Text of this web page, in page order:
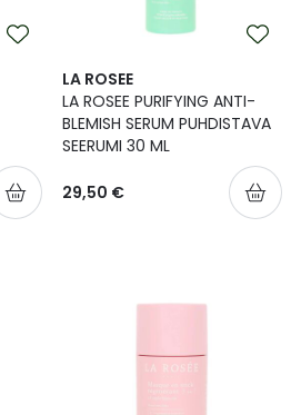
LA ROSEE
LA ROSEE PURIFYING ANTI-
BLEMISH SERUM PUHDISTAVA
SEERUMI 30 ML
29,50 €